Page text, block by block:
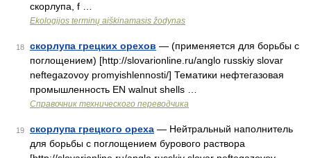
скорлупа, f …
Ekologijos terminų aiškinamasis žodynas
18 скорлупа грецких орехов — (применяется для борьбы с
поглощением) [http://slovarionline.ru/anglo russkiy slovar
neftegazovoy promyishlennosti/] Тематики нефтегазовая
промышленность EN walnut shells …
Справочник технического переводчика
19 скорлупа грецкого ореха — Нейтральный наполнитель
для борьбы с поглощением бурового раствора